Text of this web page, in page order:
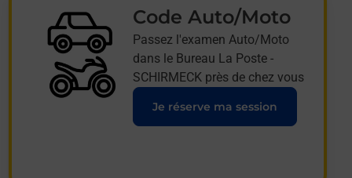
Code Auto/Moto
Passez l'examen Auto/Moto
dans le Bureau La Poste -
SCHIRMECK près de chez vous
Je réserve ma session